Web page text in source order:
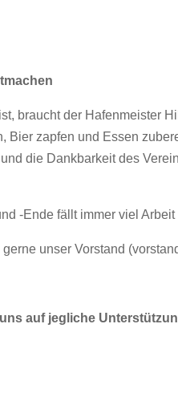
braucht der Hafenmeister
Bier zapfen und Essen
die Dankbarkeit des
-Ende fällt immer viel
unser Vorstand
auf jegliche